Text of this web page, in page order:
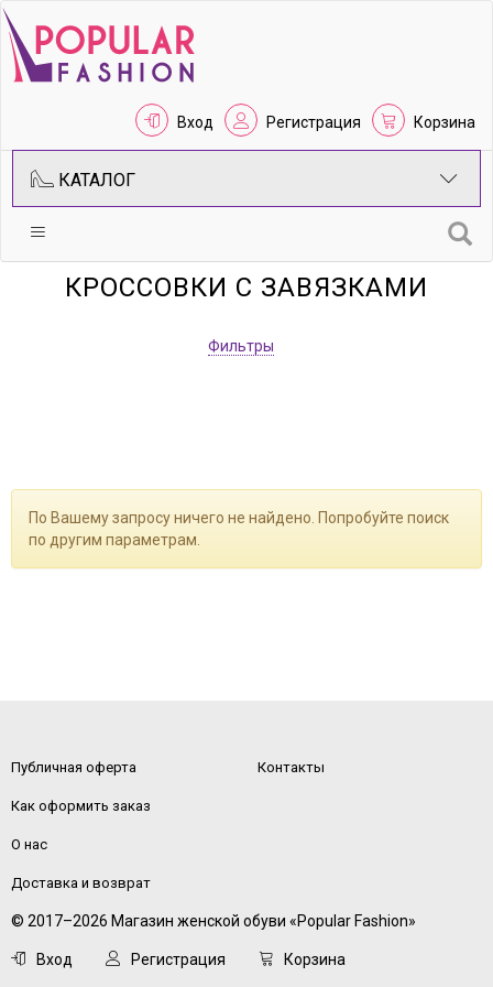
Вход Регистрация Корзина
КАТАЛОГ
КРОССОВКИ С ЗАВЯЗКАМИ
Фильтры
По Вашему запросу ничего не найдено. Попробуйте поиск
по другим параметрам.
Публичная оферта
Как оформить заказ
О нас
Доставка и возврат
Контакты
© 2017–2026 Магазин женской обуви «Popular Fashion»
Вход Регистрация Корзина